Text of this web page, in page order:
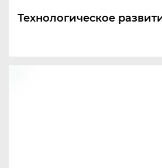
Технологическое